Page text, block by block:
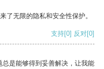
了无限的隐私和安全性保护。
支持[0] 反对[0]
是能够得到妥善解决，让我能